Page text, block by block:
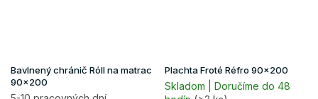
Bavlnený chránič Róll na matrac
90x200
Plachta Froté Réfro 90x200
Skladom | Doručíme do 48